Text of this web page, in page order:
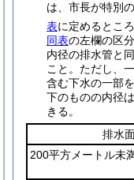
は、市長が特別
表に定めるとこ
同表の左欄の区
内径の排水管と
こと。 ただし、
含む下水の一部
下のものの内径
きる。
排水
200平方メートル未